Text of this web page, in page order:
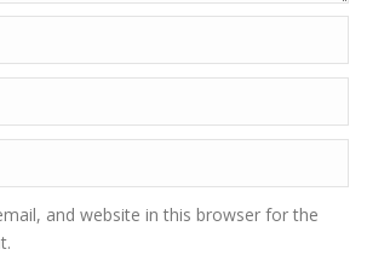
and website in this browser for the